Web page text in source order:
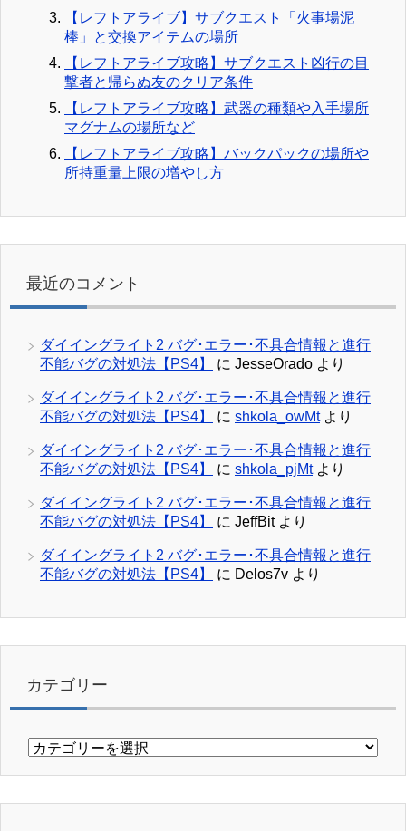
【レフトアライブ】サブクエスト「火事場泥
棒」と交換アイテムの場所
【レフトアライブ攻略】サブクエスト凶行の目
撃者と帰らぬ友のクリア条件
【レフトアライブ攻略】武器の種類や入手場所
マグナムの場所など
【レフトアライブ攻略】バックパックの場所や
所持重量上限の増やし方
最近のコメント
ダイイングライト2 バグ･エラー･不具合情報と進行
不能バグの対処法【PS4】
に JesseOrado より
ダイイングライト2 バグ･エラー･不具合情報と進行
不能バグの対処法【PS4】
に shkola_owMtより
ダイイングライト2 バグ･エラー･不具合情報と進行
不能バグの対処法【PS4】
に shkola_pjMtより
ダイイングライト2 バグ･エラー･不具合情報と進行
不能バグの対処法【PS4】
に JeffBitより
ダイイングライト2 バグ･エラー･不具合情報と進行
不能バグの対処法【PS4】
に Delos7v より
カテゴリー
カ
リ